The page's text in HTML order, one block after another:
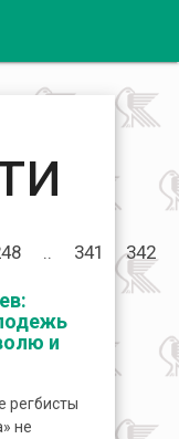
.. 341 342
и
регбисты
не